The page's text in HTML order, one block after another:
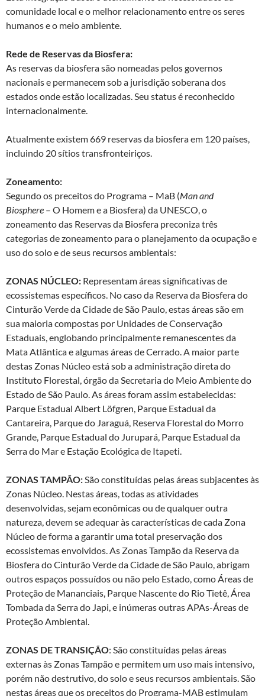
comunidade local e o melhor relacionamento entre os seres
humanos e o meio ambiente.
Rede de Reservas da Biosfera:
As reservas da biosfera são nomeadas pelos governos
nacionais e permanecem sob a jurisdição soberana dos
estados onde estão localizadas. Seu status é reconhecido
internacionalmente.
Atualmente existem 669 reservas da biosfera em 120 países,
incluindo 20 sítios transfronteiriços.
Zoneamento:
Segundo os preceitos do Programa – MaB (Man and
Biosphere – O Homem e a Biosfera) da UNESCO, o
zoneamento das Reservas da Biosfera preconiza três
categorias de zoneamento para o planejamento da ocupação e
uso do solo e de seus recursos ambientais:
ZONAS NÚCLEO: Representam áreas significativas de
ecossistemas específicos. No caso da Reserva da Biosfera do
Cinturão Verde da Cidade de São Paulo, estas áreas são em
sua maioria compostas por Unidades de Conservação
Estaduais, englobando principalmente remanescentes da
Mata Atlântica e algumas áreas de Cerrado. A maior parte
destas Zonas Núcleo está sob a administração direta do
Instituto Florestal, órgão da Secretaria do Meio Ambiente do
Estado de São Paulo. As áreas foram assim estabelecidas:
Parque Estadual Albert Löfgren, Parque Estadual da
Cantareira, Parque do Jaraguá, Reserva Florestal do Morro
Grande, Parque Estadual do Jurupará, Parque Estadual da
Serra do Mar e Estação Ecológica de Itapeti.
ZONAS TAMPÃO: São constituídas pelas áreas subjacentes às
Zonas Núcleo. Nestas áreas, todas as atividades
desenvolvidas, sejam econômicas ou de qualquer outra
natureza, devem se adequar às características de cada Zona
Núcleo de forma a garantir uma total preservação dos
ecossistemas envolvidos. As Zonas Tampão da Reserva da
Biosfera do Cinturão Verde da Cidade de São Paulo, abrigam
outros espaços possuídos ou não pelo Estado, como Áreas de
Proteção de Mananciais, Parque Nascente do Rio Tietê, Área
Tombada da Serra do Japi, e inúmeras outras APAs-Áreas de
Proteção Ambiental.
ZONAS DE TRANSIÇÃO: São constituídas pelas áreas
externas às Zonas Tampão e permitem um uso mais intensivo,
porém não destrutivo, do solo e seus recursos ambientais. São
nestas áreas que os preceitos do Programa-MAB estimulam